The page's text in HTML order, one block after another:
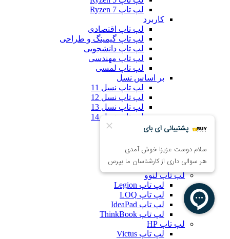
لپ تاپ Ryzen 7
کاربرد
لپ تاپ اقتصادی
لپ تاپ گیمینگ و طراحی
لپ تاپ دانشجویی
لپ تاپ مهندسی
لپ تاپ لمسی
بر اساس نسل
لپ تاپ نسل 11
لپ تاپ نسل 12
لپ تاپ نسل 13
لپ تاپ نسل 14
لپ تاپ ایسوس
لپ تاپ ZenBook
لپ تاپ ROG
لپ تاپ TUF
لپ تاپ لنوو
لپ تاپ Legion
لپ تاپ LOQ
لپ تاپ IdeaPad
لپ تاپ ThinkBook
لپ تاپ HP
لپ تاپ Victus